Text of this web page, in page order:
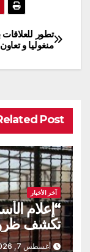
تصفّح
المقالات
تطور
منغوليا و
Post
آخر الأخبار
“إعلام
تكشف
أغسطس 7, 2026